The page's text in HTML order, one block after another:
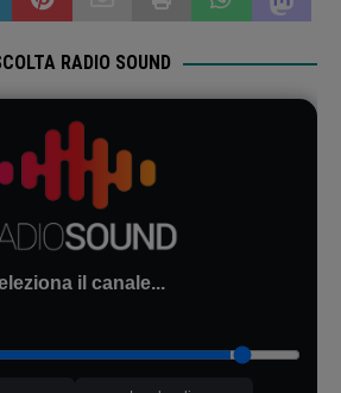
RADIO SOUND
il canale...